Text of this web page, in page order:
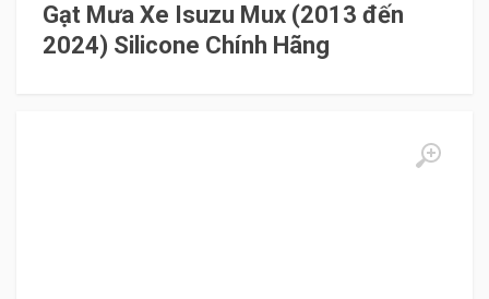
Gạt Mưa Xe Isuzu Mux (2013 đến
2024) Silicone Chính Hãng